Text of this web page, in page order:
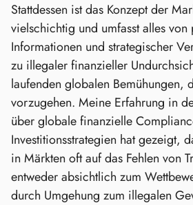
Stattdessen ist das Konzept der
vielschichtig und umfasst alles
Informationen und strategischer
zu illegaler finanzieller
laufenden globalen Bemühungen,
vorzugehen. Meine Erfahrung in
über globale finanzielle
Investitionsstrategien hat gezeigt,
in Märkten oft auf das Fehlen von
entweder absichtlich zum
durch Umgehung zum illegalen